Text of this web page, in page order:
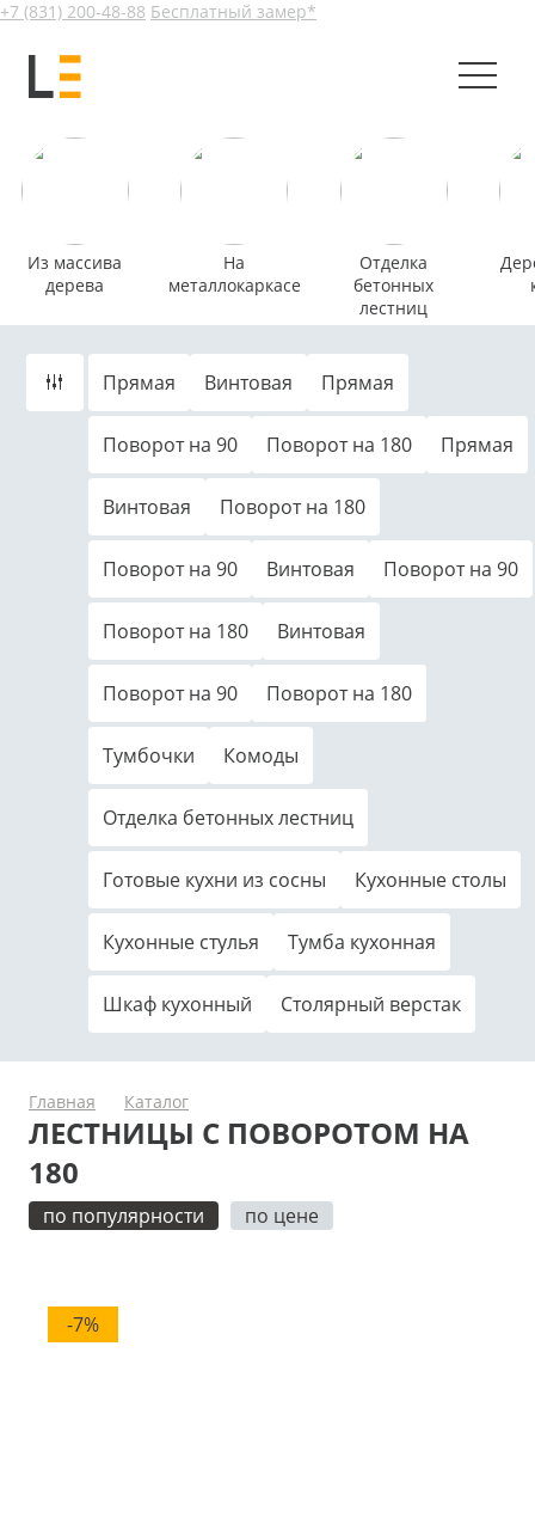
+7 (831) 200-48-88 Бесплатный замер*
Из массива
дерева
На
металлокаркасе
Отделка
бетонных
лестниц
Прямая Винтовая Прямая
Поворот на 90 Поворот на 180 Прямая
Винтовая Поворот на 180
Поворот на 90 Винтовая Поворот на 90
Поворот на 180 Винтовая
Поворот на 90 Поворот на 180
Тумбочки Комоды
Отделка бетонных лестниц
Готовые кухни из сосны Кухонные столы
Кухонные стулья Тумба кухонная
Шкаф кухонный Столярный верстак
Главная Каталог
ЛЕСТНИЦЫ С ПОВОРОТОМ НА
180
по популярности по цене
-7%